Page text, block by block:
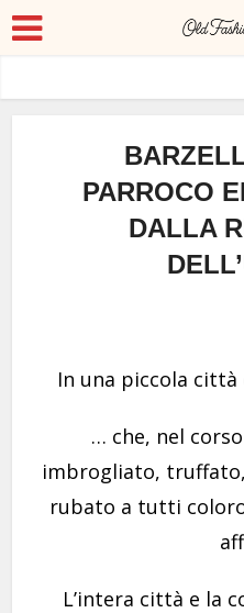
PARROCO
DALLA
In una piccola
… che, nel
imbrogliato,
rubato a tutti
L’intera città e la